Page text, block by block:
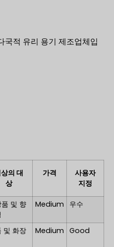
국적 유리 용기 제조업체입
의 대
상
가격
사용자
지정
및 향
Medium 우수
및 화장
Medium Good